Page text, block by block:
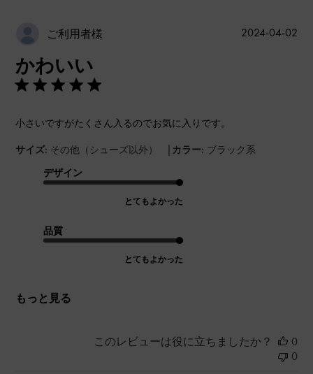
ご利用者様
かわいい
小さいですがたくさん入るのでお気に入りです。
サイズ: その他（シューズ以外） | カラー: ブラック系
デザイン
とてもよかった
品質
とてもよかった
もっと見る
公
2024-04-02
このレビューは役に立ちましたか？
0
0